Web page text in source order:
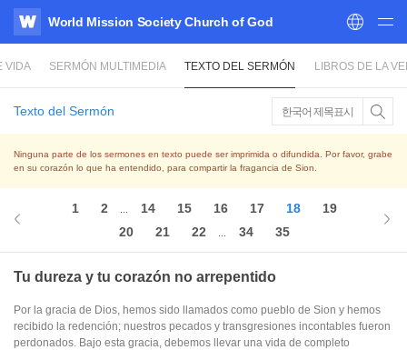
WATV
World Mission Society Church of God
VIDA SERMÓN MULTIMEDIA TEXTO DEL SERMÓN LIBROS DE LA
Texto del Sermón 한국어 제목표시
Ninguna parte de los sermones en texto puede ser imprimida o difundida. Por favor, grabe
en su corazón lo que ha entendido, para compartir la fragancia de Sion.
1 2 14 15 16 17 18
19
20
21 22 34 35
Tu dureza y tu corazón no arrepentido
Por la gracia de Dios, hemos sido llamados como pueblo de Sion y hemos
recibido la redención; nuestros pecados y transgresiones incontables fueron
perdonados. Bajo esta gracia, debemos llevar una vida de completo